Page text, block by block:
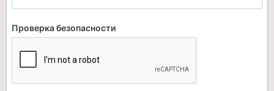
Проверка безопасности